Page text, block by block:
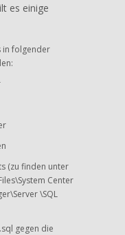
es einige
in folgender
(zu finden unter
Center
\SQL
gegen die